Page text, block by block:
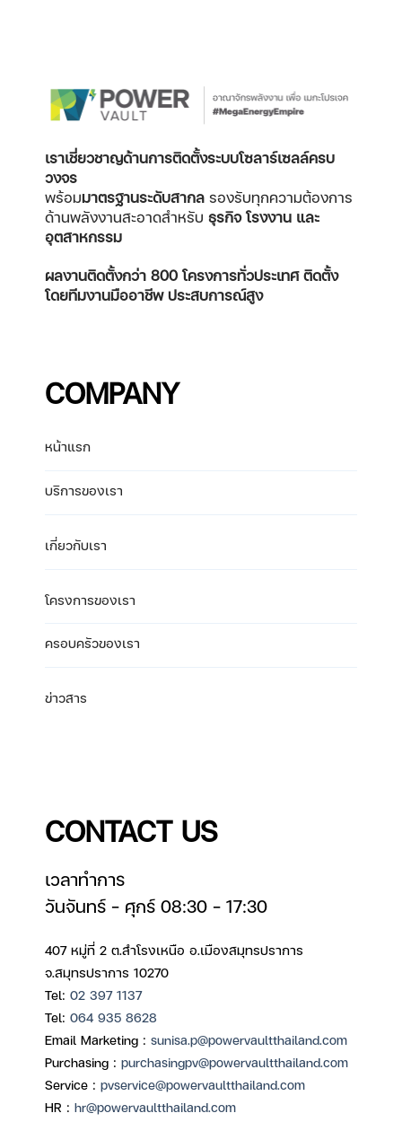
เราเชี่ยวชาญด้านการติดตั้งระบบโซลาร์เซลล์ครบ
วงจร
พร้อมมาตรฐานระดับสากล รองรับทุกความต้องการ
ด้านพลังงานสะอาดสำหรับ ธุรกิจ โรงงาน และ
อุตสาหกรรม
ผลงานติดตั้งกว่า 800 โครงการทั่วประเทศติดตั้ง
โดยทีมงานมืออาชีพ ประสบการณ์สูง
COMPANY
หน้าแรก
บริการของเรา
เกี่ยวกับเรา
โครงการของเรา
ครอบครัวของเรา
ข่าวสาร
CONTACT US
เวลาทำการ
วันจันทร์ – ศุกร์ 08:30 – 17:30
407 หมู่ที่ 2 ต.สำโรงเหนือ อ.เมืองสมุทรปราการ
จ.สมุทรปราการ 10270
Tel: 02 397 1137
Tel: 064 935 8628
Email Marketing : sunisa.p@powervaultthailand.com
Purchasing : purchasingpv@powervaultthailand.com
Service : pvservice@powervaultthailand.com
HR : hr@powervaultthailand.com